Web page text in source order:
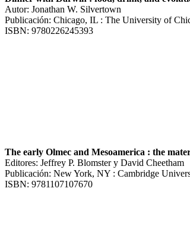
Autor: Jonathan W. Silvertown
Publicación: Chicago, IL : The University of
ISBN: 9780226245393
The early Olmec and Mesoamerica : the
Editores: Jeffrey P. Blomster y David Cheetham
Publicación: New York, NY : Cambridge
ISBN: 9781107107670